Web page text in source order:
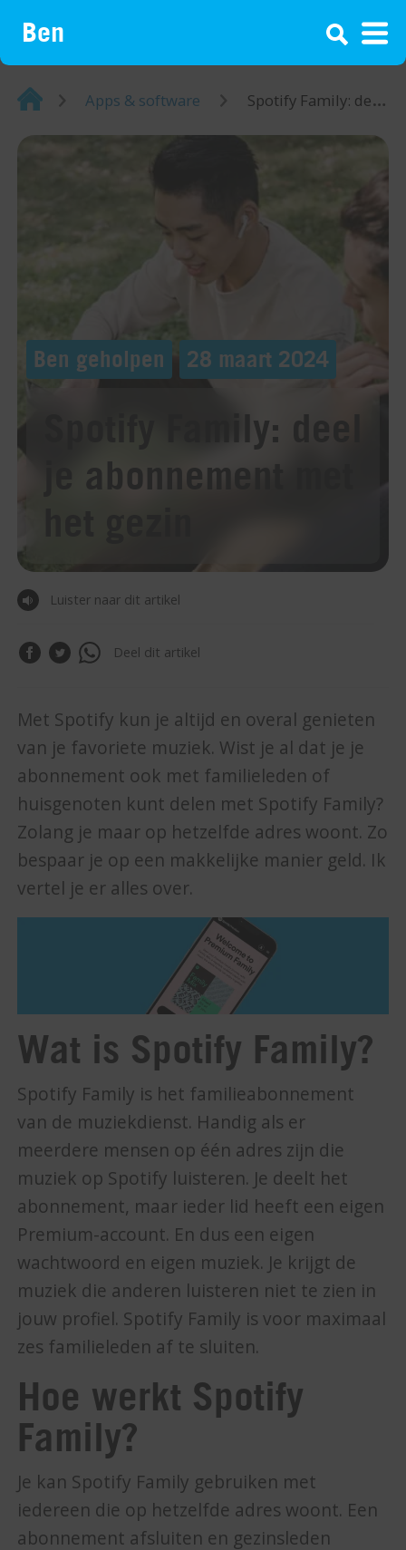
¡
Home Apps & software Spotify Family: deel je abonnement met het gezin
Ben geholpen 28 maart 2024
Spotify Family: deel
je abonnement met
Luister naar dit artikel
Deel dit artikel
Met Spotify kun je altijd en overal genieten
van je favoriete muziek. Wist je al dat je je
abonnement ook met familieleden of
huisgenoten kunt delen met Spotify Family?
Zolang je maar op hetzelfde adres woont. Zo
bespaar je op een makkelijke manier geld. Ik
vertel je er alles over.
Wat is Spotify Family?
Spotify Family is het familieabonnement
van de muziekdienst. Handig als er
meerdere mensen op één adres zijn die
muziek op Spotify luisteren. Je deelt het
abonnement, maar ieder lid heeft een eigen
Premium-account. En dus een eigen
wachtwoord en eigen muziek. Je krijgt de
muziek die anderen luisteren niet te zien in
jouw profiel. Spotify Family is voor maximaal
zes familieleden af te sluiten.
Hoe werkt Spotify
Family?
Je kan Spotify Family gebruiken met
iedereen die op hetzelfde adres woont. Een
abonnement afsluiten en gezinsleden